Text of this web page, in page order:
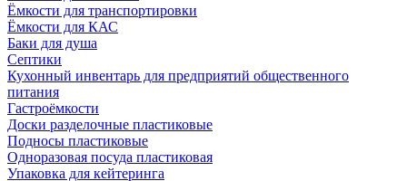
Ёмкости для транспортировки
Ёмкости для КАС
Баки для душа
Септики
Кухонный инвентарь для предприятий общественного
питания
Гастроёмкости
Доски разделочные пластиковые
Подносы пластиковые
Одноразовая посуда пластиковая
Упаковка для кейтеринга